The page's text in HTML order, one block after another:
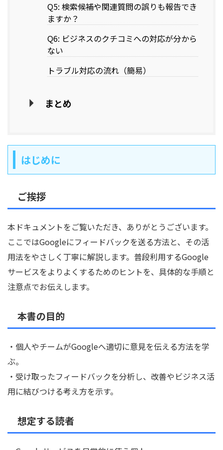
Q5: 検索候補や関連質問の誤りも報告でき
ますか？
Q6: ビジネスのクチコミへの対応が分から
ない
トラブル対応の流れ（簡易）
まとめ
はじめに
ご挨拶
本ドキュメントをご覧いただき、ありがとうございます。
ここではGoogleにフィードバックを送る方法と、その活
用法をやさしく丁寧に解説します。普段利用するGoogle
サービスをよりよくするためのヒントを、具体的な手順と
注意点でお伝えします。
本書の目的
・個人やチームがGoogleへ適切に意見を伝える方法を学
ぶ。
・受け取ったフィードバックを分析し、改善やビジネス活
用に結びつける考え方を示す。
想定する読者